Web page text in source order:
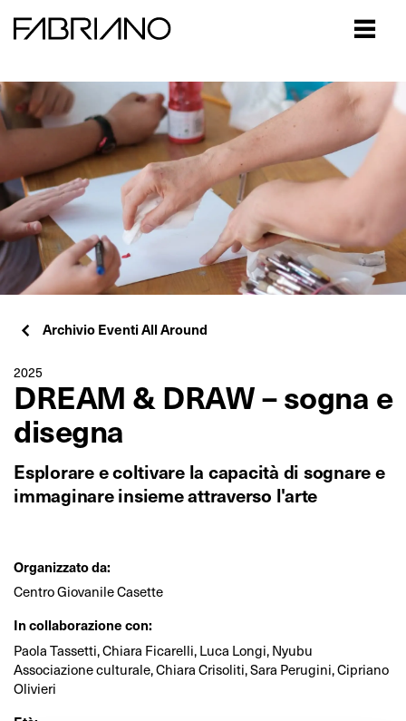
Archivio Eventi All Around
2025
DREAM & DRAW – sogna e
disegna
Esplorare e coltivare la capacità di sognare e
immaginare insieme attraverso l'arte
Organizzato da:
Centro Giovanile Casette
In collaborazione con:
Paola Tassetti, Chiara Ficarelli, Luca Longi, Nyubu
Associazione culturale, Chiara Crisoliti, Sara Perugini, Cipriano
Olivieri